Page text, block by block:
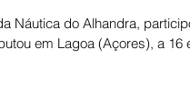
Náutica do Alhandra,
em Lagoa (Açores), a